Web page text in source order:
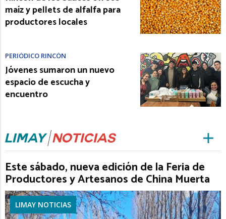
maíz y pellets de alfalfa para
productores locales
PERIÓDICO RINCÓN
Jóvenes sumaron un nuevo
espacio de escucha y
encuentro
Este sábado, nueva edición de la Feria de
Productores y Artesanos de China Muerta
LIMAY NOTICIAS